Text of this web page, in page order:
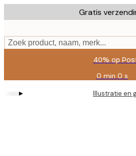
to
content.
Gratis
Zoek product, naam, merk...
40% op
0 min 0 s
Geldig
tot:
2026-
▸ Illustratie en